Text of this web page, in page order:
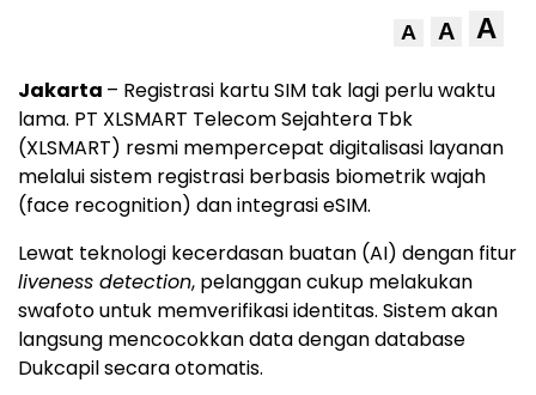
A A A
Jakarta – Registrasi kartu SIM tak lagi perlu waktu
lama. PT XLSMART Telecom Sejahtera Tbk
(XLSMART) resmi mempercepat digitalisasi layanan
melalui sistem registrasi berbasis biometrik wajah
(face recognition) dan integrasi eSIM.
Lewat teknologi kecerdasan buatan (AI) dengan fitur
liveness detection, pelanggan cukup melakukan
swafoto untuk memverifikasi identitas. Sistem akan
langsung mencocokkan data dengan database
Dukcapil secara otomatis.